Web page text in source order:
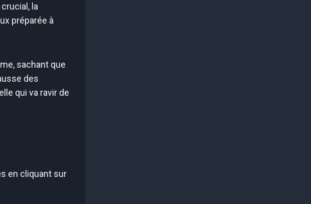
la
préparée à
sachant que
des
qui va ravir de
en cliquant sur